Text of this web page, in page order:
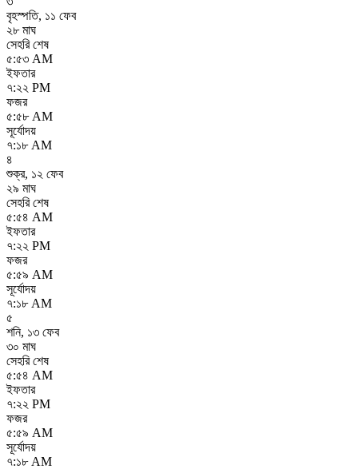
বৃহস্পতি, ১১ ফেব
২৮ মাঘ
সেহরি শেষ
৫:৫৩ AM
ইফতার
৭:২২ PM
ফজর
৫:৫৮ AM
সূর্যোদয়
৭:১৮ AM
৪
শুক্র, ১২ ফেব
২৯ মাঘ
সেহরি শেষ
৫:৫৪ AM
ইফতার
৭:২২ PM
ফজর
৫:৫৯ AM
সূর্যোদয়
৭:১৮ AM
৫
শনি, ১৩ ফেব
৩০ মাঘ
সেহরি শেষ
৫:৫৪ AM
ইফতার
৭:২২ PM
ফজর
৫:৫৯ AM
সূর্যোদয়
৭:১৮ AM